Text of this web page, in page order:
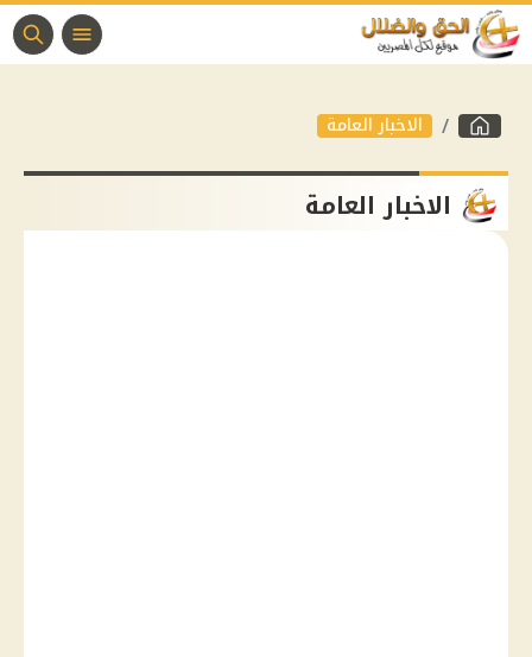
الاخبار العامة
الاخبار العامة